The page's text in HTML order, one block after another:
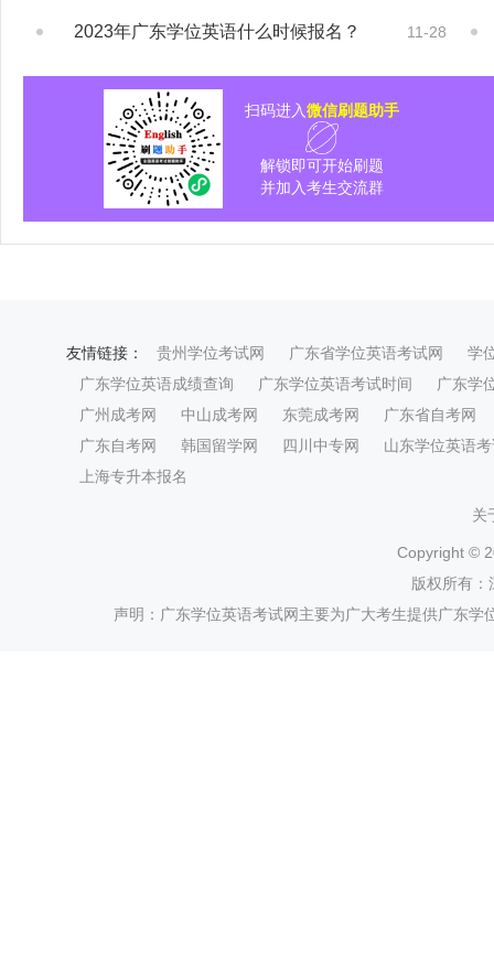
2023年广东学位英语什么时候报名？ 11-28
扫码进入微信刷题助手
解锁即可开始刷题
并加入考生交流群
友情链接： 贵州学位考试网 广东省学位英语考试网
学
广东学位英语成绩查询
广东学位英语考试时间
广东学
广州成考网
中山成考网 东莞成考网
广东省自考网
广东自考网
韩国留学网 四川中专网
山东学位英语
上海专升本报名
关
Copyright ©
版权所有
声明：广东学位英语考试网主要为广大考生提供广东